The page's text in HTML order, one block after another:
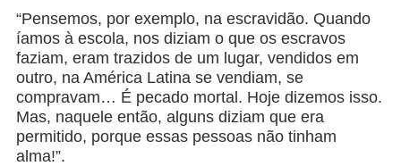
“Pensemos, por exemplo, na escravidão. Quando
íamos à escola, nos diziam o que os escravos
faziam, eram trazidos de um lugar, vendidos em
outro, na América Latina se vendiam, se
compravam… É pecado mortal. Hoje dizemos isso.
Mas, naquele então, alguns diziam que era
permitido, porque essas pessoas não tinham
alma!”.